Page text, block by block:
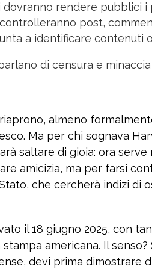
dovranno rendere pubblici i
post,
a identificare contenuti
di censura e
almeno
Ma per chi sognava
saltare di gioia: ora
amicizia, ma per farsi
che cercherà indizi di
il 18 giugno 2025, con
americana. Il
devi prima dimostrare